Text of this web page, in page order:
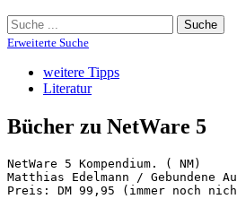
Suche
Erweiterte Suche
weitere Tipps
Literatur
Bücher zu NetWare 5
NetWare 5 Kompendium. ( NM)
Matthias Edelmann / Gebundene
Preis: DM 99,95 (immer noch